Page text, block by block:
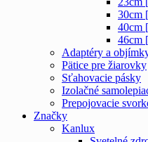
30cm
40cm
46cm
Adaptéry a
Pätice pre žiarovky
Sťahovacie pásky
Izolačné
Prepojovacie
Značky
Kanlux